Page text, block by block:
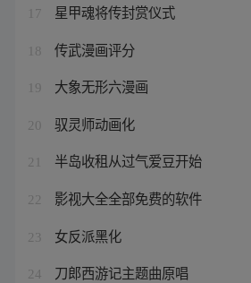
17 星甲魂将传封赏仪式
18 传武漫画评分
19 大象无形六漫画
20 驭灵师动画化
21 半岛收租从过气爱豆开始
22 影视大全全部免费的软件
23 女反派黑化
24 刀郎西游记主题曲原唱